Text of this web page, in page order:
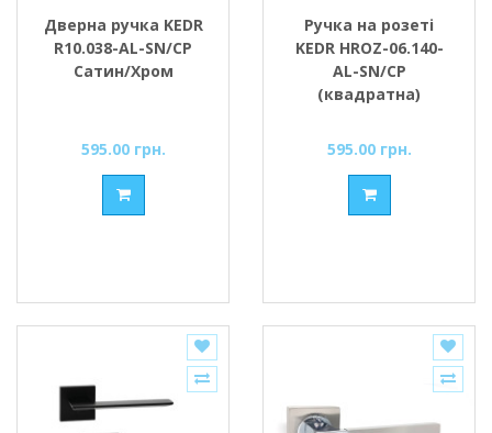
Дверна ручка KEDR
R10.038-AL-SN/CP
Сатин/Хром
595.00 грн.
Ручка на розеті
KEDR HROZ-06.140-
AL-SN/CP
(квадратна)
595.00 грн.